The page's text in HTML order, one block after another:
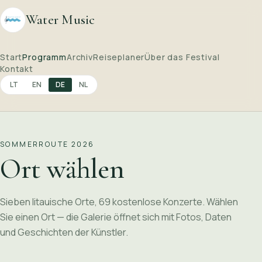
Water Music
StartProgrammArchivReiseplanerÜber das Festival
Kontakt
LT EN DE NL
SOMMERROUTE 2026
Ort wählen
Sieben litauische Orte, 69 kostenlose Konzerte. Wählen
Sie einen Ort — die Galerie öffnet sich mit Fotos, Daten
und Geschichten der Künstler.